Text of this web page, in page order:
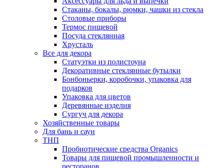
Стаканы, бокалы, рюмки, чашки из стекла
Столовые приборы
Термос пищевой
Посуда стеклянная
Хрусталь
Все для декора
Статуэтки из полистоуна
Декоративные стеклянные бутылки
Бонбоньерки, коробочки, упаковка для
подарков
Упаковка для цветов
Деревянные изделия
Сургуч для декора
Хозяйственные товары
Для бань и саун
ТНП
Пробиотические средства Organics
Товары для пищевой промышленности и